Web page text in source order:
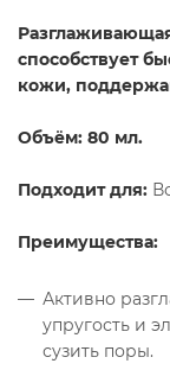
способствует
кожи,
Объём: 80 мл.
Подходит для:
Преимущества:
Активно
упругость и
сузить поры.